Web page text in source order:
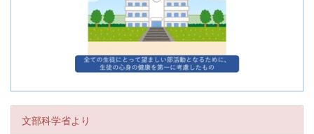
文部科学省より